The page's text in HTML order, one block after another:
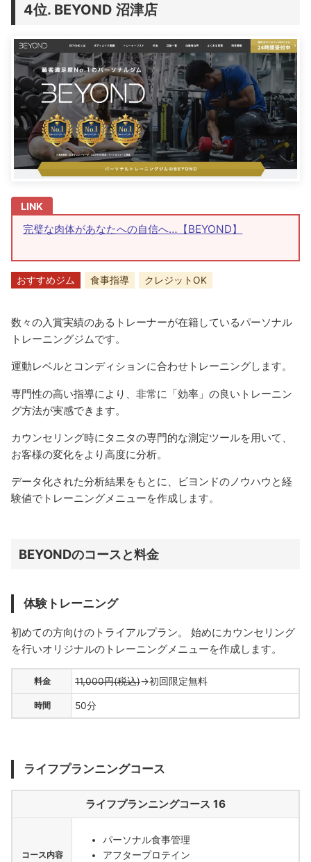
BEYOND 沼津店
完璧な肉体があなたへの自信へ…【BEYOND】
おすすめジム 食事指導 クレジットOK
数々の入賞実績のあるトレーナーが在籍しているパーソナル
トレーニングジムです。
運動レベルとコンディションに合わせトレーニングします。
専門性の高い指導により、非常に「効率」の良いトレーニン
グ方法が実感できます。
カウンセリング時にタニタの専門的な測定ツールを用いて、
お客様の変化をより高度に分析。
データ化された分析結果をもとに、ビヨンドのノウハウと経
験値でトレーニングメニューを作成します。
BEYONDのコースと料金
体験トレーニング
初めての方向けのトライアルプラン。 始めにカウンセリング
を行いオリジナルのトレーニングメニューを作成します。
料金 11,000円(税込)→初回限定無料
時間 50分
ライフプランニングコース
ライフプランニングコース 16
コース内容
パーソナル食事管理
アフタープロテイン